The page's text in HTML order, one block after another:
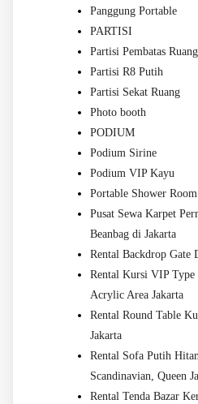
Panggung Portable
PARTISI
Partisi Pembatas
Partisi R8 Putih
Partisi Sekat Ruang
Photo booth
PODIUM
Podium Sirine
Podium VIP Kayu
Portable Shower Room
Pusat Sewa Karpet
Beanbag di Jakarta
Rental Backdrop Gate
Rental Kursi VIP
Acrylic Area Jakarta
Rental Round Table
Jakarta
Rental Sofa Putih
Scandinavian, Queen
Rental Tenda Bazar